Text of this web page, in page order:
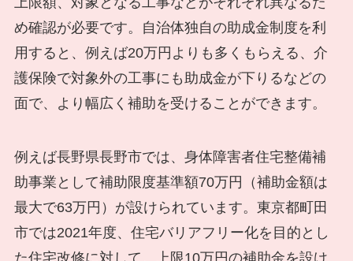
め確認が必要です。自治体独自の助成金制度を利
用すると、例えば20万円よりも多くもらえる、介
護保険で対象外の工事にも助成金が下りるなどの
面で、より幅広く補助を受けることができます。
例えば長野県長野市では、身体障害者住宅整備補
助事業として補助限度基準額70万円（補助金額は
最大で63万円）が設けられています。東京都町田
市では2021年度、住宅バリアフリー化を目的とし
た住宅改修に対して、上限10万円の補助金を設け